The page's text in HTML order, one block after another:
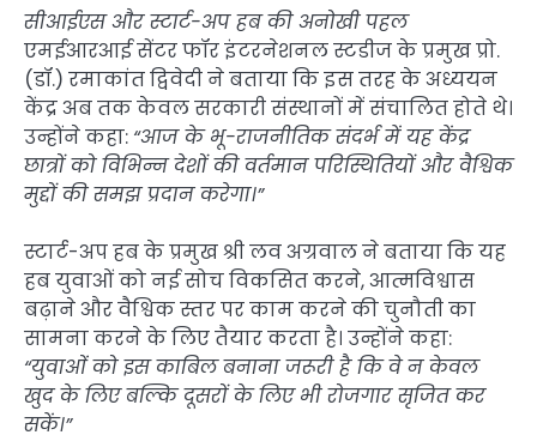
सीआईएस और स्टार्ट-अप हब की अनोखी पहल
एमईआरआई सेंटर फॉर इंटरनेशनल स्टडीज के प्रमुख प्रो.
(डॉ.) रमाकांत द्विवेदी ने बताया कि इस तरह के अध्ययन
केंद्र अब तक केवल सरकारी संस्थानों में संचालित होते थे।
उन्होंने कहा: “आज के भू-राजनीतिक संदर्भ में यह केंद्र
छात्रों को विभिन्न देशों की वर्तमान परिस्थितियों और वैश्विक
मुद्दों की समझ प्रदान करेगा।”
स्टार्ट-अप हब के प्रमुख श्री लव अग्रवाल ने बताया कि यह
हब युवाओं को नई सोच विकसित करने, आत्मविश्वास
बढ़ाने और वैश्विक स्तर पर काम करने की चुनौती का
सामना करने के लिए तैयार करता है। उन्होंने कहा:
“युवाओं को इस काबिल बनाना जरूरी है कि वे न केवल
खुद के लिए बल्कि दूसरों के लिए भी रोजगार सृजित कर
सकें।”